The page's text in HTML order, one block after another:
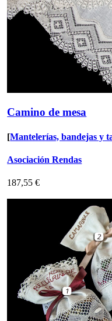
Camino de mesa
[Mantelerías, bandejas y
Asociación Rendas
187,55 €